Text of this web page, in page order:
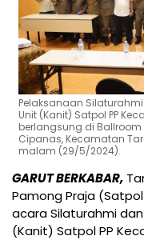
Pelaksanaan
Unit (Kanit) Satpol PP
berlangsung di
Cipanas, Kecamatan
malam (29/5/2024).
GARUT BERKABAR,
Pamong Praja
acara Silaturahmi
(Kanit) Satpol PP